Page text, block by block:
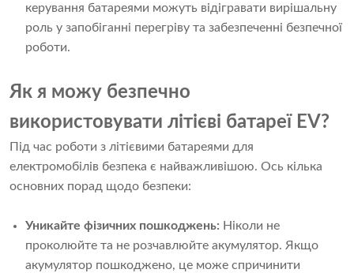
керування батареями можуть відігравати вирішальну
роль у запобіганні перегріву та забезпеченні безпечної
роботи.
Як я можу безпечно
використовувати літієві батареї EV?
Під час роботи з літієвими батареями для
електромобілів безпека є найважливішою. Ось кілька
основних порад щодо безпеки:
Уникайте фізичних пошкоджень: Ніколи не
проколюйте та не розчавлюйте акумулятор. Якщо
акумулятор пошкоджено, це може спричинити